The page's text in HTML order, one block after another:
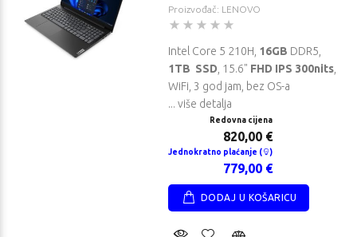
Proizvođač: LENOVO
Intel Core 5 210H, 16GB DDR5,
1TB SSD , 15.6" FHD IPS 300nits
WiFi, 3 god jam, bez OS-a
... više detalja
Redovna cijena
820,00 €
Jednokratno plaćanje ( )
779,00 €
DODAJ U KOŠARICU